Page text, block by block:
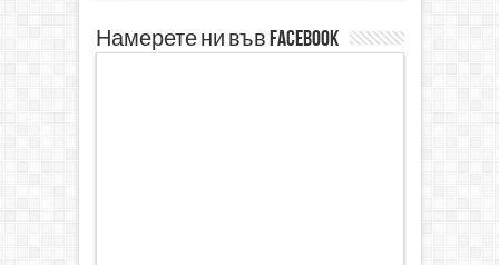
Намерете ни във Facebook